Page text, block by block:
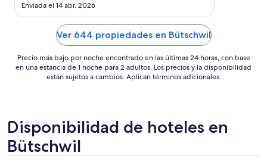
al
17
ago
Enviada el 14 abr. 2026
Ver 644 propiedades en Bütschwil
Precio más bajo por noche encontrado en las últimas 24 horas, con base
en una estancia de 1 noche para 2 adultos. Los precios y la disponibilidad
están sujetos a cambios. Aplican términos adicionales.
Disponibilidad de hoteles en
Bütschwil